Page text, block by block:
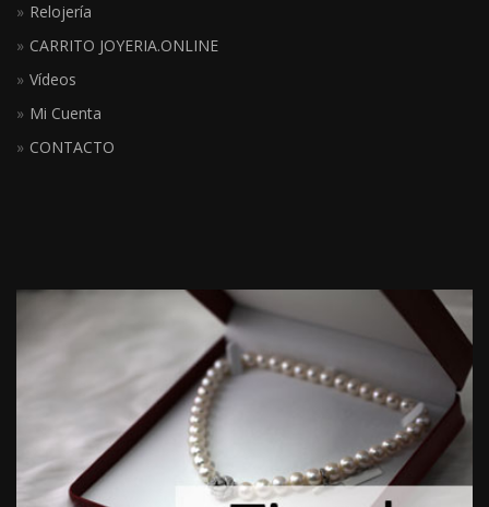
Relojería
CARRITO JOYERIA.ONLINE
Vídeos
Mi Cuenta
CONTACTO